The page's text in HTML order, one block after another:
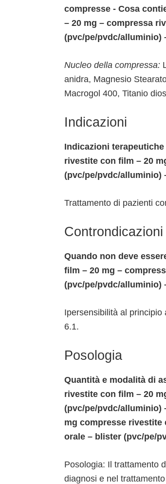
compresse - Cosa
– 20 mg – compressa
(pvc/pe/pvdc/alluminio)
Nucleo della compressa:
anidra, Magnesio
Macrogol 400, Titanio
Indicazioni
Indicazioni
rivestite con film – 20
(pvc/pe/pvdc/alluminio)
Trattamento di pazienti
Controndicazioni
Quando non deve
film – 20 mg –
(pvc/pe/pvdc/alluminio)
Ipersensibilità al
6.1.
Posologia
Quantità e modalità di
rivestite con film – 20
(pvc/pe/pvdc/alluminio)
mg compresse rivestite
orale – blister (pvc/pe/
Posologia: Il trattamento
diagnosi e nel